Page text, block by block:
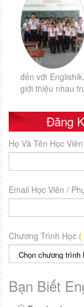
đến với
giới thiệu nhau
Đăng
Họ Và Tên Học Viên
Email Học Viên /
Chương Trình Học (
Bạn Biết